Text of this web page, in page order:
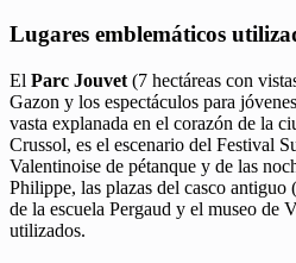
Lugares emblemáticos
El Parc Jouvet (7 hectáreas con
Gazon y los espectáculos para
vasta explanada en el corazón de la
Crussol, es el escenario del Festival
Valentinoise de pétanque y de las
Philippe, las plazas del casco antiguo
de la escuela Pergaud y el museo de
utilizados.